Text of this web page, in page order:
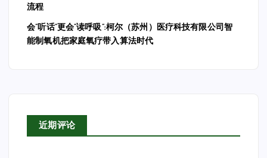
流程
会”听话”更会”读呼吸”:柯尔（苏州）医疗科技有限公司智
能制氧机把家庭氧疗带入算法时代
近期评论